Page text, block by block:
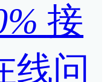
接
线问